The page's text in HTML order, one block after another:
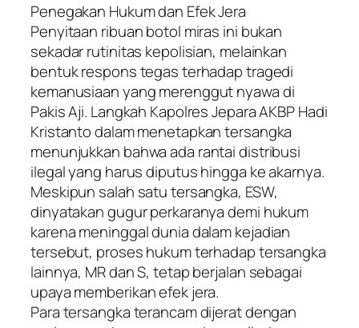
Penegakan Hukum dan Efek Jera
​Penyitaan ribuan botol miras ini bukan
sekadar rutinitas kepolisian, melainkan
bentuk respons tegas terhadap tragedi
kemanusiaan yang merenggut nyawa di
Pakis Aji. Langkah Kapolres Jepara AKBP Hadi
Kristanto dalam menetapkan tersangka
menunjukkan bahwa ada rantai distribusi
ilegal yang harus diputus hingga ke akarnya.
Meskipun salah satu tersangka, ESW,
dinyatakan gugur perkaranya demi hukum
karena meninggal dunia dalam kejadian
tersebut, proses hukum terhadap tersangka
lainnya, MR dan S, tetap berjalan sebagai
upaya memberikan efek jera.
​Para tersangka terancam dijerat dengan